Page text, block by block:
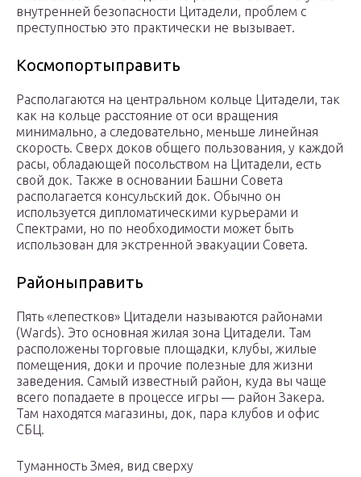
внутренней безопасности Цитадели, проблем с
преступностью это практически не вызывает.
Космопортыправить
Располагаются на центральном кольце Цитадели, так
как на кольце расстояние от оси вращения
минимально, а следовательно, меньше линейная
скорость. Сверх доков общего пользования, у каждой
расы, обладающей посольством на Цитадели, есть
свой док. Также в основании Башни Совета
располагается консульский док. Обычно он
используется дипломатическими курьерами и
Спектрами, но по необходимости может быть
использован для экстренной эвакуации Совета.
Районыправить
Пять «лепестков» Цитадели называются районами
(Wards). Это основная жилая зона Цитадели. Там
расположены торговые площадки, клубы, жилые
помещения, доки и прочие полезные для жизни
заведения. Самый известный район, куда вы чаще
всего попадаете в процессе игры — район Закера.
Там находятся магазины, док, пара клубов и офис
СБЦ.
Туманность Змея, вид сверху